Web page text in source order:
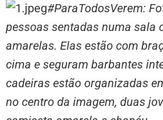
#ParaTodosVerem:
pessoas sentadas numa sala
amarelas. Elas estão com
cima e seguram barbantes
cadeiras estão organizadas
no centro da imagem, duas